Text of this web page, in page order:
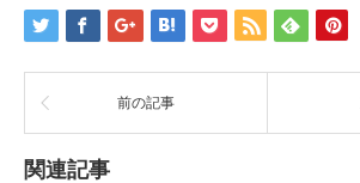
前の記事
関連記事